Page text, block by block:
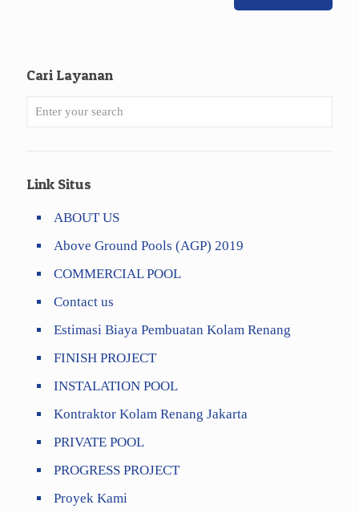
Cari Layanan
Link Situs
ABOUT US
Above Ground Pools (AGP) 2019
COMMERCIAL POOL
Contact us
Estimasi Biaya Pembuatan Kolam Renang
FINISH PROJECT
INSTALATION POOL
Kontraktor Kolam Renang Jakarta
PRIVATE POOL
PROGRESS PROJECT
Proyek Kami